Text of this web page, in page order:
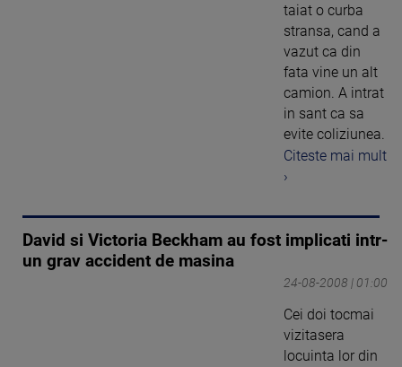
taiat o curba
stransa, cand a
vazut ca din
fata vine un alt
camion. A intrat
in sant ca sa
evite coliziunea.
Citeste mai mult
›
David si Victoria Beckham au fost implicati intr-
un grav accident de masina
24-08-2008 | 01:00
Cei doi tocmai
vizitasera
locuinta lor din